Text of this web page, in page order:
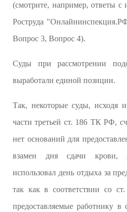
(смотрите, например, ответы с
Роструда
Вопрос 3, Вопрос 4).
Суды при рассмотрении
выработали единой позиции.
Так, некоторые суды, исходя
части третьей ст. 186 ТК РФ,
нет оснований для
взамен дня сдачи крови,
использовал день отдыха за
так как в соответствии со
предоставляемые работнику в